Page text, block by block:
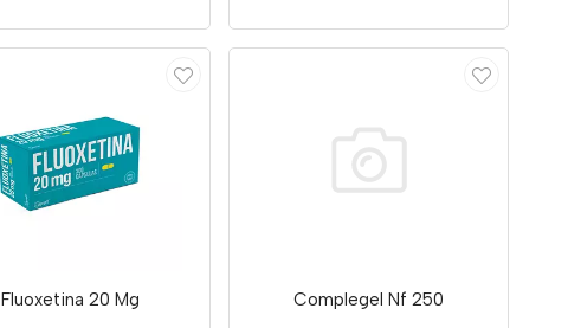
Fluoxetina 20 Mg Complegel Nf 250